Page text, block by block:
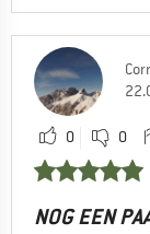
0 0
NOG EEN